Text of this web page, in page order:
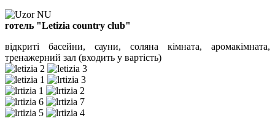
готель "Letizia country club"
відкриті басейни, сауни, соляна кімната, аромакімната,
тренажерний зал (входить у вартість)